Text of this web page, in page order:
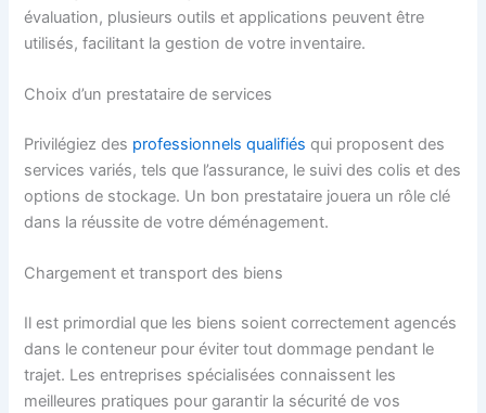
évaluation, plusieurs outils et applications peuvent être
utilisés, facilitant la gestion de votre inventaire.
Choix d’un prestataire de services
Privilégiez des professionnels qualifiés qui proposent des
services variés, tels que l’assurance, le suivi des colis et des
options de stockage. Un bon prestataire jouera un rôle clé
dans la réussite de votre déménagement.
Chargement et transport des biens
Il est primordial que les biens soient correctement agencés
dans le conteneur pour éviter tout dommage pendant le
trajet. Les entreprises spécialisées connaissent les
meilleures pratiques pour garantir la sécurité de vos